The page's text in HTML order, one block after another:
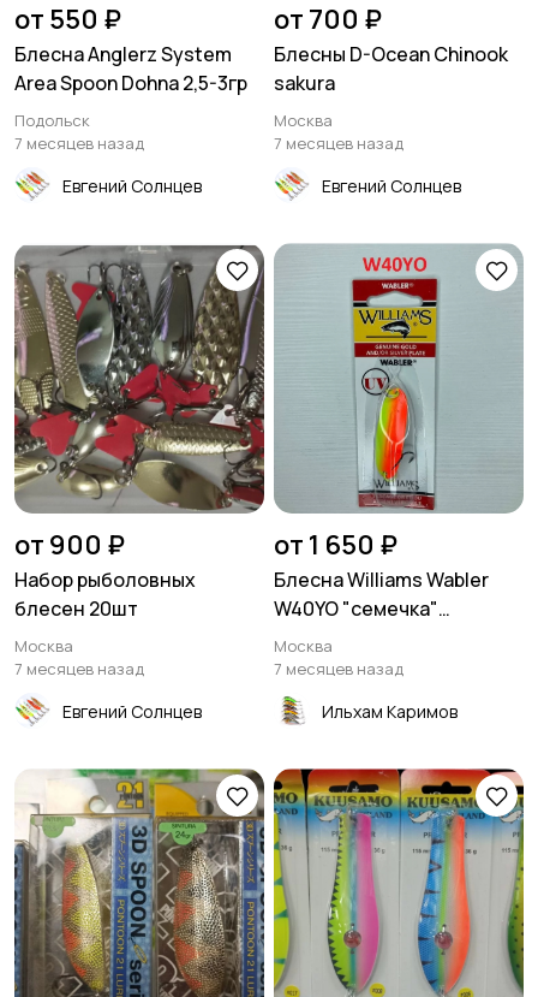
от 550 ₽
Блесна Anglerz System
Area Spoon Dohna 2,5-3гр
Подольск
7 месяцев назад
Евгений Солнцев
от 700 ₽
Блесны D-Ocean Chinook
sakura
Москва
7 месяцев назад
Евгений Солнцев
от 900 ₽
Набор рыболовных
блесен 20шт
Москва
7 месяцев назад
Евгений Солнцев
от 1 650 ₽
Блесна Williams Wabler
W40YO "семечка"
оригинал
Москва
7 месяцев назад
Ильхам Каримов